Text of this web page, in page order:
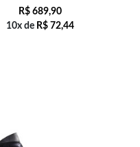
R$ 689,90
10x de R$ 72,44